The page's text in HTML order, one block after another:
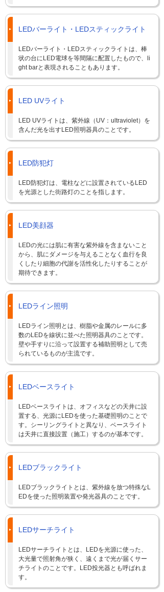
LEDバーライト・LEDスティックライト
LEDバーライト・LEDスティックライトは、棒
状の台にLED電球を等間隔に配置したもので、li
ght barと表現されることもあります。
LED UVライト
LED UVライトは、紫外線（UV：ultraviolet）を
含んだ光を出すLED照明器具のことです。
LED防犯灯
LED防犯灯は、電柱などに設置されているLED
を光源とした街路灯のことを指します。
LED美顔器
LEDの光には肌に有害な紫外線を含まないこと
から、肌にダメージを与えることなく血行を良
くしたり細胞の代謝を活性化したりすることが
期待できます。
LEDライン照明
LEDライン照明とは、樹脂や金属のレールに多
数のLEDを線状に並べた照明器具のことです。
壁や手すりに沿って設置する補助照明として売
られているものが主流です。
LEDベースライト
LEDベースライトは、オフィスなどの天井に設
置する、光源にLEDを使った基礎照明のことで
す。シーリングライトと異なり、ベースライト
は天井に直接設置（施工）するのが基本です。
LEDブラックライト
LEDブラックライトとは、紫外線を放つ特殊なL
EDを使った照明装置や発光器具のことです。
LEDサーチライト
LEDサーチライトとは、LEDを光源に使った、
大光量で照射角が狭く、遠くまで光が届くサー
チライトのことです。LED投光器とも呼ばれま
す。